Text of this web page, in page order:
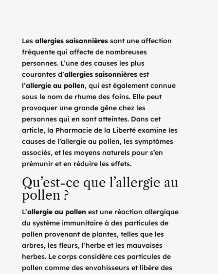
Les allergies saisonnièressont une affection
fréquente qui affecte de nombreuses
personnes. L’une des causes les plus
courantes d’allergies saisonnièresest
l’allergie au pollen, qui est également connue
sous le nom de rhume des foins. Elle peut
provoquer une grande gêne chez les
personnes qui en sont atteintes. Dans cet
article, la Pharmacie de la Liberté examine les
causes de l’allergie au pollen, les symptômes
associés, et les moyens naturels pour s’en
prémunir et en réduire les effets.
Qu’est-ce que l’allergie au
pollen ?
L’allergie au pollen est une réaction allergique
du système immunitaire à des particules de
pollen provenant de plantes, telles que les
arbres, les fleurs, l’herbe et les mauvaises
herbes. Le corps considère ces particules de
pollen comme des envahisseurs et libère des